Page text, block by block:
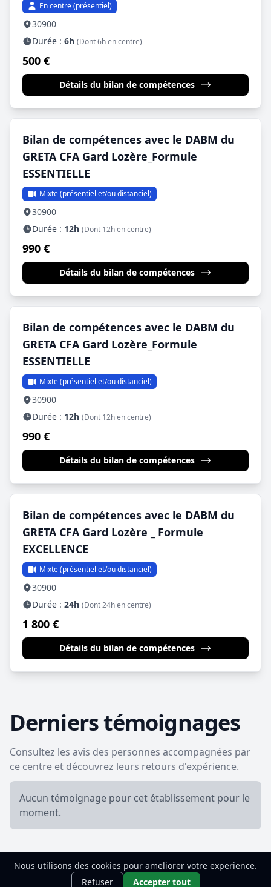
En centre (présentiel)
30900
Durée : 6h (Dont 6h en centre)
500 €
Détails du bilan de compétences
Bilan de compétences avec le DABM du
GRETA CFA Gard Lozère_Formule
ESSENTIELLE
Mixte (présentiel et/ou distanciel)
30900
Durée : 12h (Dont 12h en centre)
990 €
Détails du bilan de compétences
Bilan de compétences avec le DABM du
GRETA CFA Gard Lozère_Formule
ESSENTIELLE
Mixte (présentiel et/ou distanciel)
30900
Durée : 12h (Dont 12h en centre)
990 €
Détails du bilan de compétences
Bilan de compétences avec le DABM du
GRETA CFA Gard Lozère _ Formule
EXCELLENCE
Mixte (présentiel et/ou distanciel)
30900
Durée : 24h (Dont 24h en centre)
1 800 €
Détails du bilan de compétences
Derniers témoignages
Consultez les avis des personnes accompagnées par
ce centre et découvrez leurs retours d'expérience.
Aucun témoignage pour cet établissement pour le
moment.
Besoin de faire le point ?Commence
Nous utilisons des cookies pour ameliorer votre experience.
Refuser
Accepter tout